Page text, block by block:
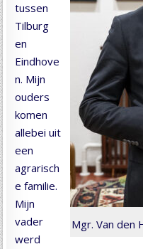
Mgr. Van den
tussen
Tilburg
en
Eindhove
n. Mijn
ouders
komen
allebei uit
een
agrarisch
e familie.
Mijn
vader
werd